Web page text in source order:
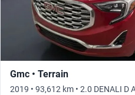
Gmc • Terrain
2019 • 93,612 km • 2.0 DENALI D